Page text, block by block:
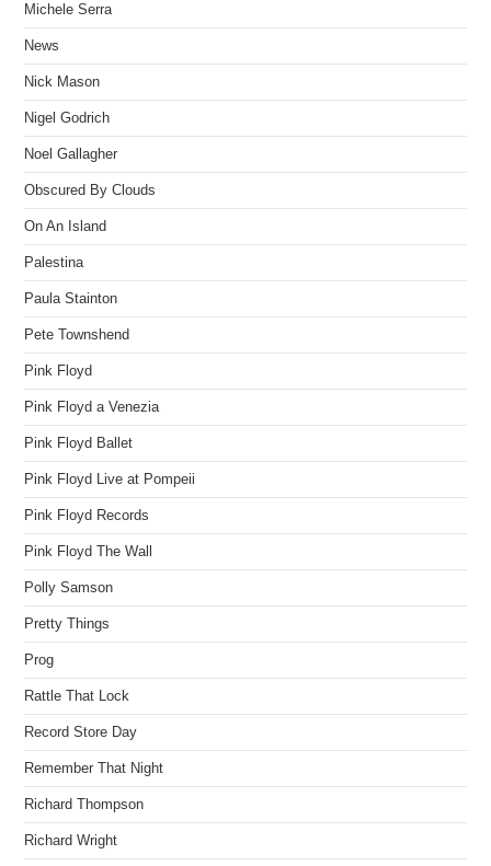
Michele Serra
News
Nick Mason
Nigel Godrich
Noel Gallagher
Obscured By Clouds
On An Island
Palestina
Paula Stainton
Pete Townshend
Pink Floyd
Pink Floyd a Venezia
Pink Floyd Ballet
Pink Floyd Live at Pompeii
Pink Floyd Records
Pink Floyd The Wall
Polly Samson
Pretty Things
Prog
Rattle That Lock
Record Store Day
Remember That Night
Richard Thompson
Richard Wright